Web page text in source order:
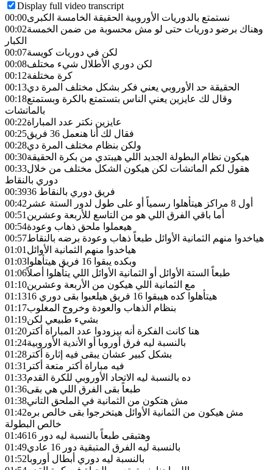
Display full video transcript
00:00نستمتع بالدوريات الأوروبية الحقيقة الخامسة الكبرى
00:02وهناك برضو دوريات حتى لو مش محسوبة من ضمن الخمسة
الكبار
00:07لكن في دوريات كويسة
00:08لكن دوري الأطلال شيء مختلف
00:12كرة مختلفة
00:13الحقيقة حد الأوروبي يعني فكر بشكل مختلف المرة دي
00:18وقال لك عايزين يعني الناس بتستمتع بالكرة وبستمتع
بالماتشات
00:22عايزين نكتر عدد المباراة
00:25
فقال لك أنا هنعمل 36 فريق
00:28ولكن بنظام مختلف المرة دي
00:30هيكون نظام البطولة الجديد اللي هيبتدي من بكرة الحقيقة
00:33هقول لكم الماتشات لكن هيكون الشكل مختلف من خلال
دوري بالنقاط
00:39
36 فريق دوري بالنقاط
00:42
أول 8 مراكز هيتأهلوا رسمياً أو على طول لدور الستة عشر
00:51أما باقي الفرق اللي هو من التاسع للأربعة وعشرين
00:54هيعملوا ملحق ذهاب وعودة
00:57هياخدوا منهم الثمانية الأوائل طبعاً ذهاب وعودة برضه بالنقاط
01:01هياخدوا منهم الثمانية الأوائل
01:03
وبكده يبقوا 16 فريق هيتأهلوا
01:06طبعاً الستة الأوائل أو الثمانية الأوائل اللي يتأهلوا أصلاً
01:10مع الثمانية اللي هيكون من الأربعة وعشرين
01:13
هيتأهلوا كده هيبقوا 16 فريق هيلعبوا بقى دوري 16
01:17بنظام الذهاب والعودة وخروج المغلوب
01:19بشيء طبيعي لكن
01:20 هنا كانت الفكرة أنه بيزودوا عدد المباراة أكتر
01:24بالنسبة ليه فرق أوروبا أو الأندية الأوروبية
01:28 بشكل كبير عشان يبقى فيه إثارة أكتر
01:31 فيه مباراة أكتر متعة أكتر
01:33ده بالنسبة ليه الاتحاد الأوروبي للكرة القدم
01:36طبعاً بقى الفرق اللي هي بقى
01:38مش هتكون من الثمانية في الملحق التاني
01:42مش هيكون من الثمانية الأوائل هيتخرجوا بقى خالص بره
خالص البطولة
01:46
وهتبقى طبعاً بالنسبة ليه دور 16
01:49
بالنسبة ليه الفرق المتبقية دور 16 عادي
01:52بالنسبة ليه دوري أبطال أوروبا